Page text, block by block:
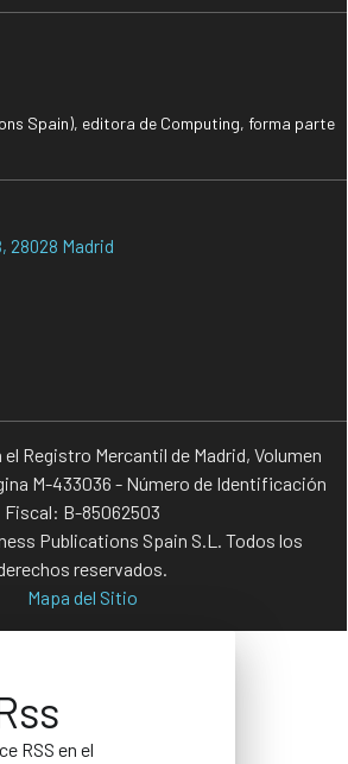
Spain), editora de Computing, forma parte
28028 Madrid
Registro Mercantil de Madrid, Volumen
M-433036 - Número de Identificación
Fiscal: B-85062503
Publications Spain S.L. Todos los
reservados.
Mapa del Sitio
RSS en el